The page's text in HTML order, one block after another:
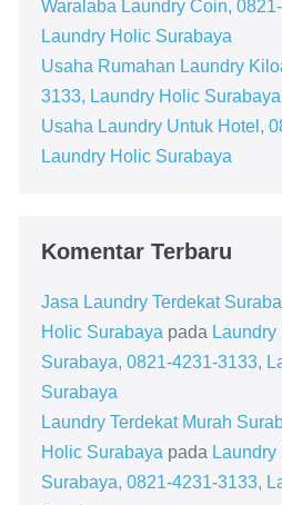
Waralaba Laundry Coin,
Laundry Holic Surabaya
Usaha Rumahan Laundry
3133, Laundry Holic Surabaya
Usaha Laundry Untuk Hotel,
Laundry Holic Surabaya
Komentar Terbaru
Jasa Laundry Terdekat
Holic Surabaya pada
Surabaya, 0821-4231-3133,
Surabaya
Laundry Terdekat Murah
Holic Surabaya pada
Surabaya, 0821-4231-3133,